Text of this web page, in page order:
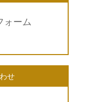
ォーム
せ